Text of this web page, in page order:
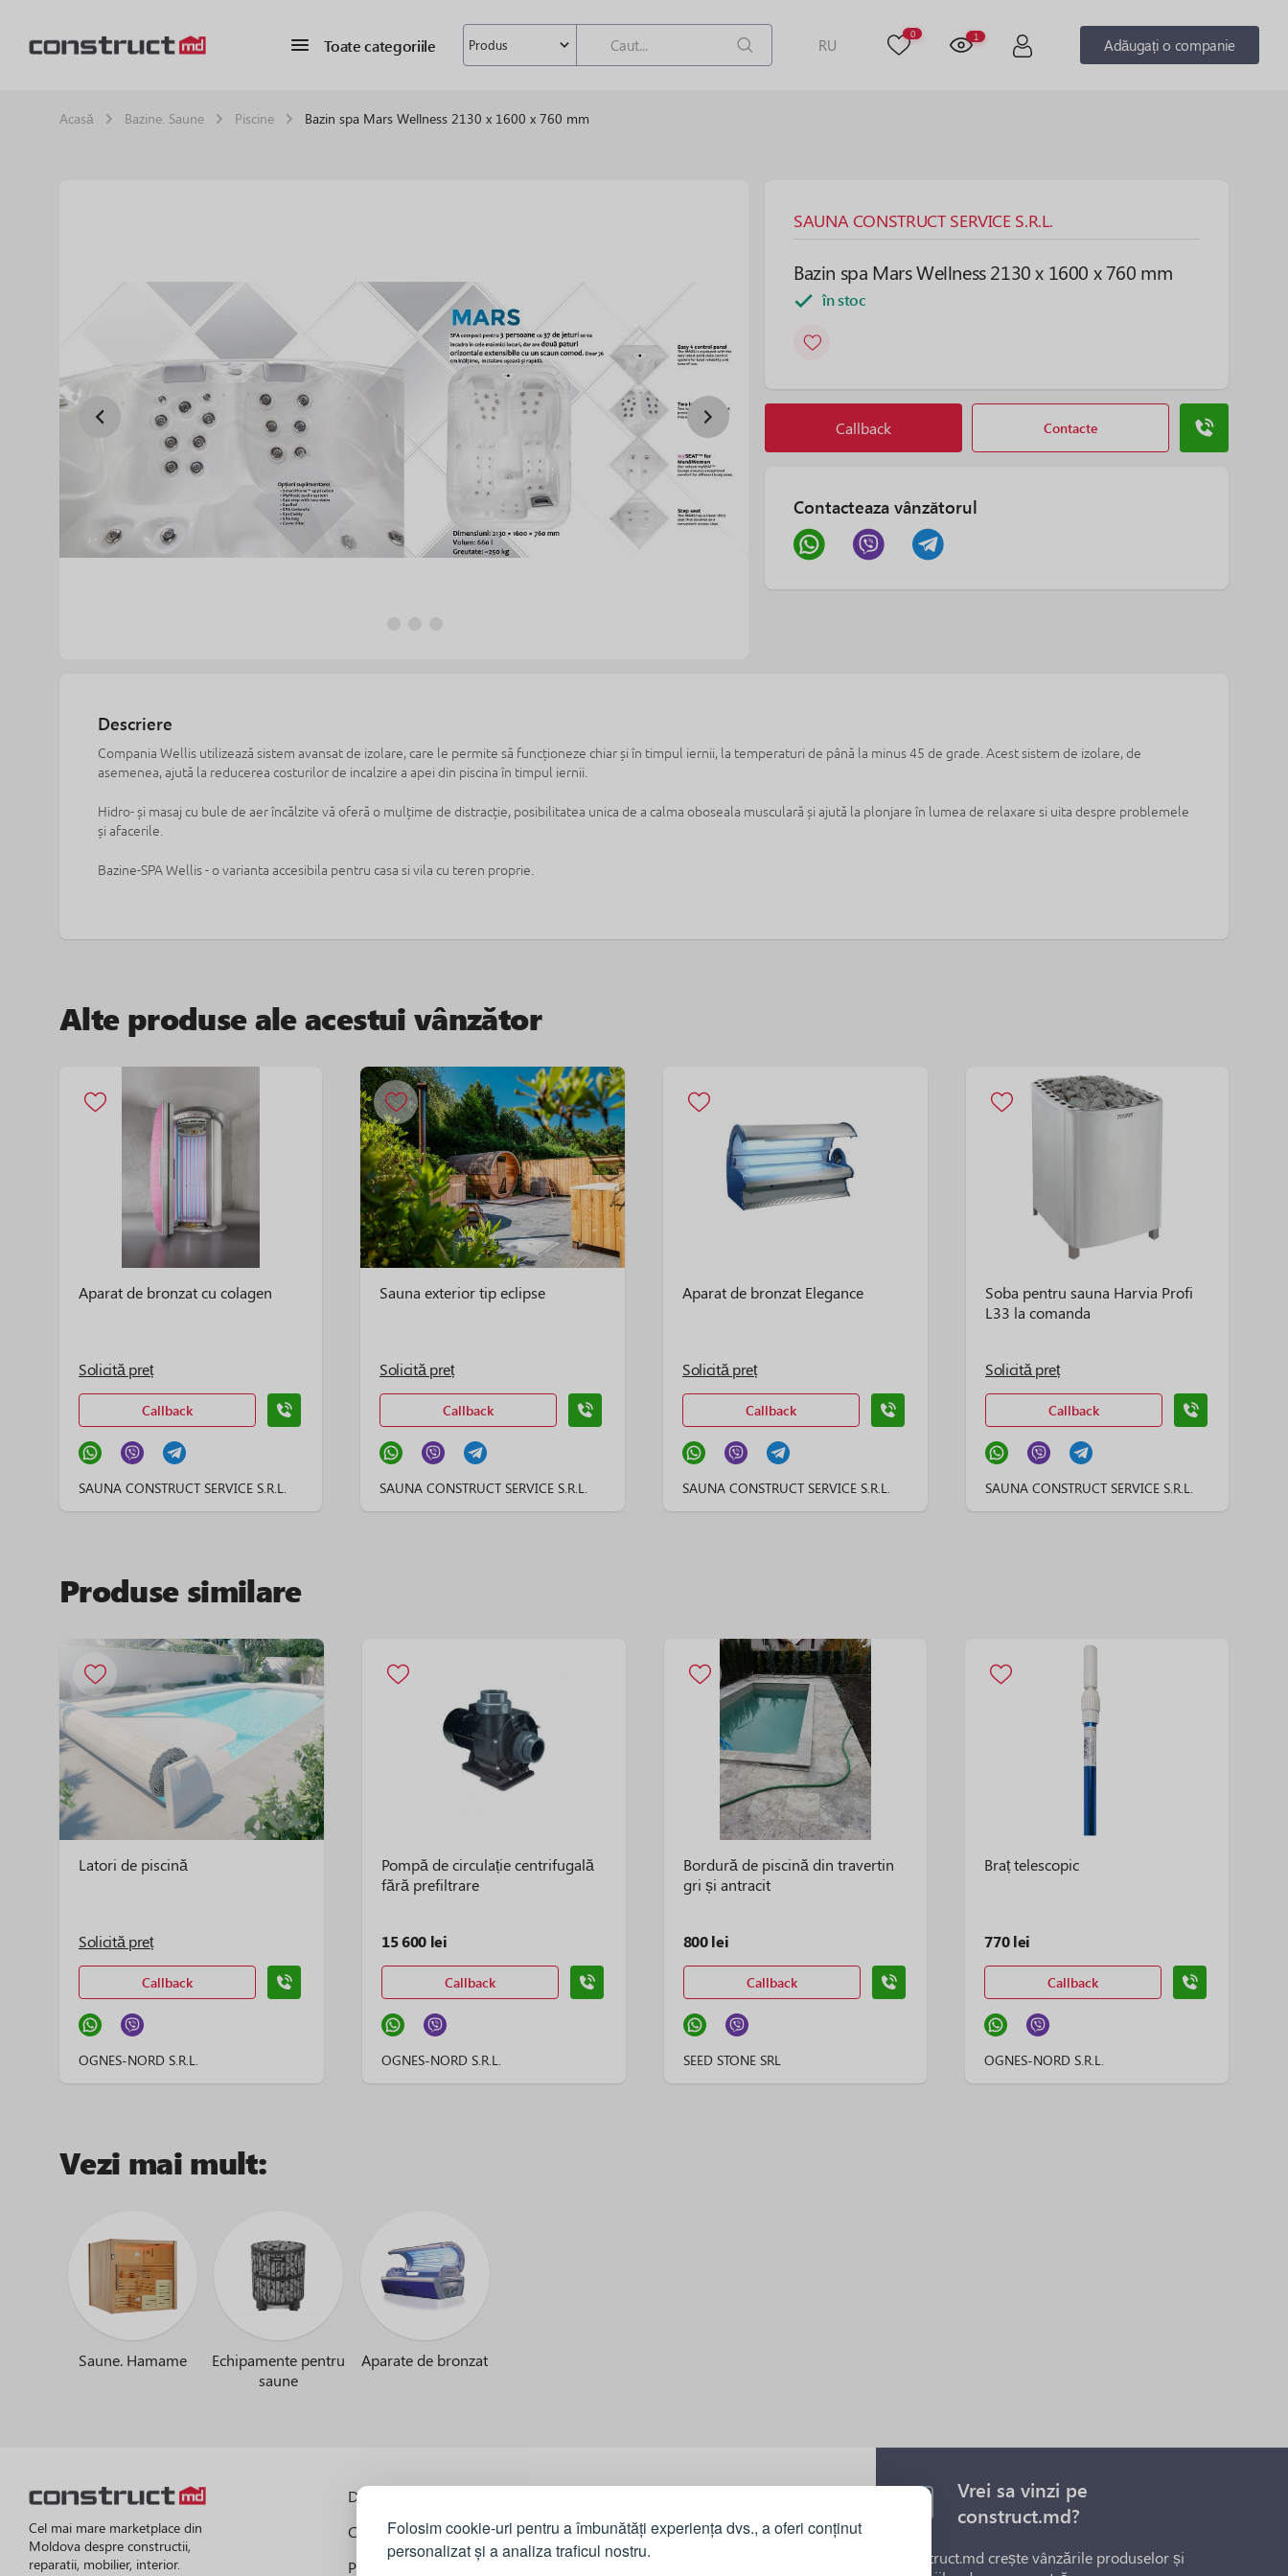
Folosim cookie-uri pentru a îmbunătăți experiența dvs., a oferi conținut
personalizat și a analiza traficul nostru.
Toate categoriile Produs RU
0 1 Adăugați o companie
Acasă Bazine. Saune Piscine Bazin spa Mars Wellness 2130 x 1600 x 760 mm
SAUNA CONSTRUCT SERVICE S.R.L.
Bazin spa Mars Wellness 2130 x 1600 x 760 mm
în stoc
Callback Contacte
Contacteaza vânzătorul
Descriere
Compania Wellis utilizează sistem avansat de izolare, care le permite să funcționeze chiar și în timpul iernii, la temperaturi de până la minus 45 de grade. Acest sistem de izolare, de
asemenea, ajută la reducerea costurilor de incalzire a apei din piscina în timpul iernii.
Hidro- și masaj cu bule de aer încălzite vă oferă o mulțime de distracție, posibilitatea unica de a calma oboseala musculară și ajută la plonjare în lumea de relaxare si uita despre problemele
și afacerile.
Bazine-SPA Wellis - o varianta accesibila pentru casa si vila cu teren proprie.
Alte produse ale acestui vânzător
Aparat de bronzat cu colagen
Solicită preț
Callback
SAUNA CONSTRUCT SERVICE S.R.L.
Sauna exterior tip eclipse
Solicită preț
Callback
SAUNA CONSTRUCT SERVICE S.R.L.
Aparat de bronzat Elegance
Solicită preț
Callback
SAUNA CONSTRUCT SERVICE S.R.L.
Soba pentru sauna Harvia Profi
L33 la comanda
Solicită preț
Callback
SAUNA CONSTRUCT SERVICE S.R.L.
Produse similare
Latori de piscină
Solicită preț
Callback
OGNES-NORD S.R.L.
Pompă de circulație centrifugală
fără prefiltrare
15 600 lei
Callback
OGNES-NORD S.R.L.
Bordură de piscină din travertin
gri și antracit
800 lei
Callback
SEED STONE SRL
Braț telescopic
770 lei
Callback
OGNES-NORD S.R.L.
Vezi mai mult:
Saune. Hamame
Echipamente pentru
saune
Aparate de bronzat
Cel mai mare marketplace din
Moldova despre constructii,
reparatii, mobilier, interior.
Despre portal
Cum functioneaza?
Prețuri la lucrări de
Vrei sa vinzi pe
construct.md?
Construct.md crește vânzările produselor și